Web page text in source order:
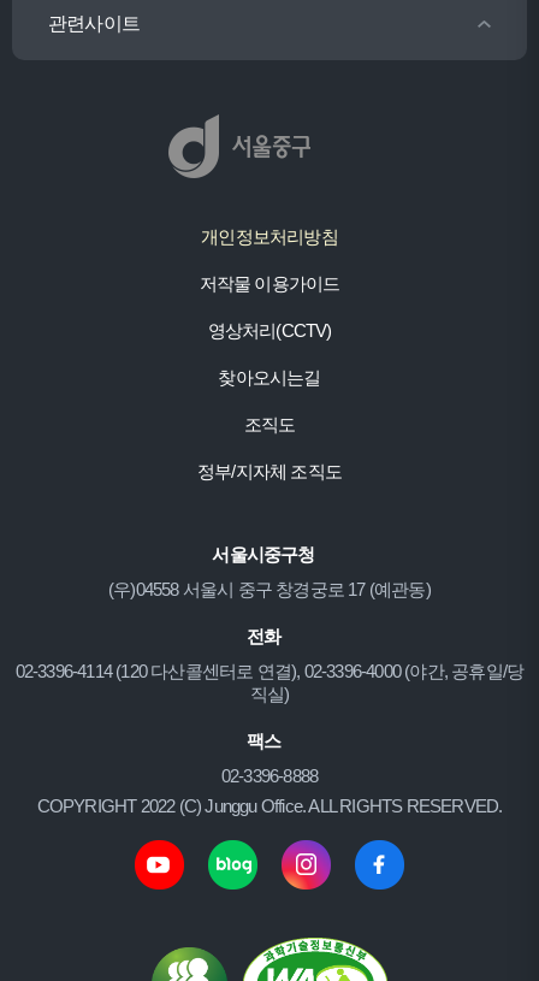
관련사이트
개인정보처리방침
저작물 이용가이드
영상처리(CCTV)
찾아오시는길
조직도
정부/지자체 조직도
서울시중구청
(우)04558 서울시 중구 창경궁로 17 (예관동)
전화
02-3396-4114 (120 다산콜센터로 연결), 02-3396-4000 (야간, 공휴일/당
직실)
팩스
02-3396-8888
COPYRIGHT 2022 (C) Junggu Office. ALL RIGHTS RESERVED.